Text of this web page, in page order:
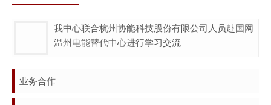
我中心联合杭州协能科技股份有限公司人员赴国网
温州电能替代中心进行学习交流
业务合作